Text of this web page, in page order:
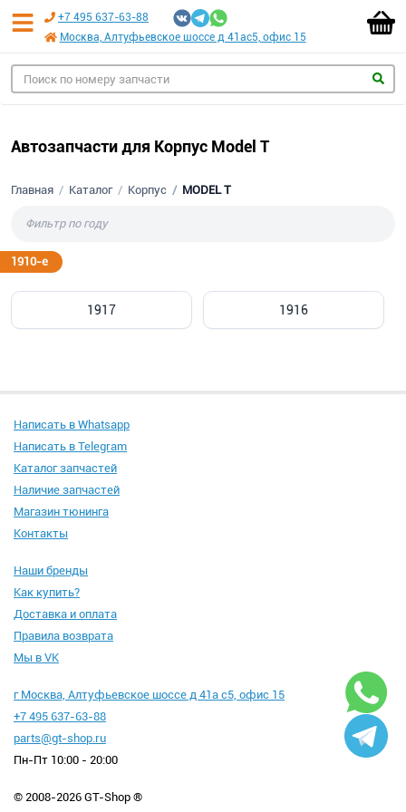
+7 495 637-63-88
Москва, Алтуфьевское шоссе д 41ас5, офис 15
Автозапчасти для Корпус Model T
Главная Каталог Корпус MODEL T
1910-е
1917 1916
Написать в Whatsapp
Написать в Telegram
Каталог запчастей
Наличие запчастей
Магазин тюнинга
Контакты
Наши бренды
Как купить?
Доставка и оплата
Правила возврата
Мы в VK
г Москва, Алтуфьевское шоссе д 41а с5, офис 15
+7 495 637-63-88
parts@gt-shop.ru
Пн-Пт 10:00 - 20:00
© 2008-2026 GT-Shop ®